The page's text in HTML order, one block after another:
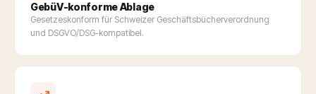
GebüV-konforme Ablage
Gesetzeskonform für Schweizer Geschäftsbücherverordnung
und DSGVO/DSG-kompatibel.